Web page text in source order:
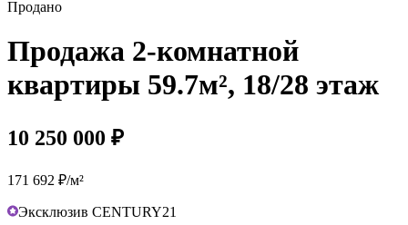
Продано
Продажа 2-комнатной
квартиры 59.7м², 18/28 этаж
10 250 000 ₽
171 692 ₽/м²
Эксклюзив CENTURY21